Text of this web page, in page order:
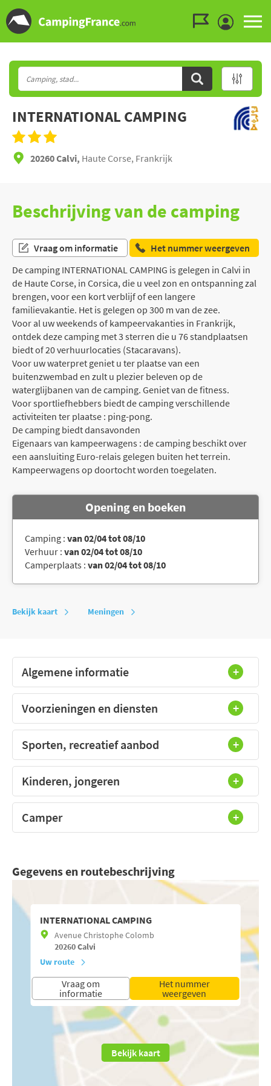
INTERNATIONAL CAMPING
20260 Calvi, Haute Corse, Frankrijk
Beschrijving van de camping
Vraag om informatie
Het nummer weergeven
De camping INTERNATIONAL CAMPING is gelegen in Calvi in
de Haute Corse, in Corsica, die u veel zon en ontspanning zal
brengen, voor een kort verblijf of een langere
familievakantie. Het is gelegen op 300 m van de zee.
Voor al uw weekends of kampeervakanties in Frankrijk,
ontdek deze camping met 3 sterren die u 76 standplaatsen
biedt of 20 verhuurlocaties (Stacaravans).
Voor uw waterpret geniet u ter plaatse van een
buitenzwembad en zult u plezier beleven op de
waterglijbanen van de camping. Geniet van de fitness.
Voor sportliefhebbers biedt de camping verschillende
activiteiten ter plaatse : ping-pong.
De camping biedt dansavonden
Eigenaars van kampeerwagens : de camping beschikt over
een aansluiting Euro-relais gelegen buiten het terrein.
Kampeerwagens op doortocht worden toegelaten.
Opening en boeken
Camping : van 02/04 tot 08/10
Verhuur : van 02/04 tot 08/10
Camperplaats : van 02/04 tot 08/10
Bekijk kaart Meningen
Algemene informatie
Voorzieningen en diensten
Sporten, recreatief aanbod
Kinderen, jongeren
Camper
Gegevens en routebeschrijving
INTERNATIONAL CAMPING
Avenue Christophe Colomb
20260Calvi
Uw route
Vraag om
informatie
Het nummer
weergeven
Bekijk kaart